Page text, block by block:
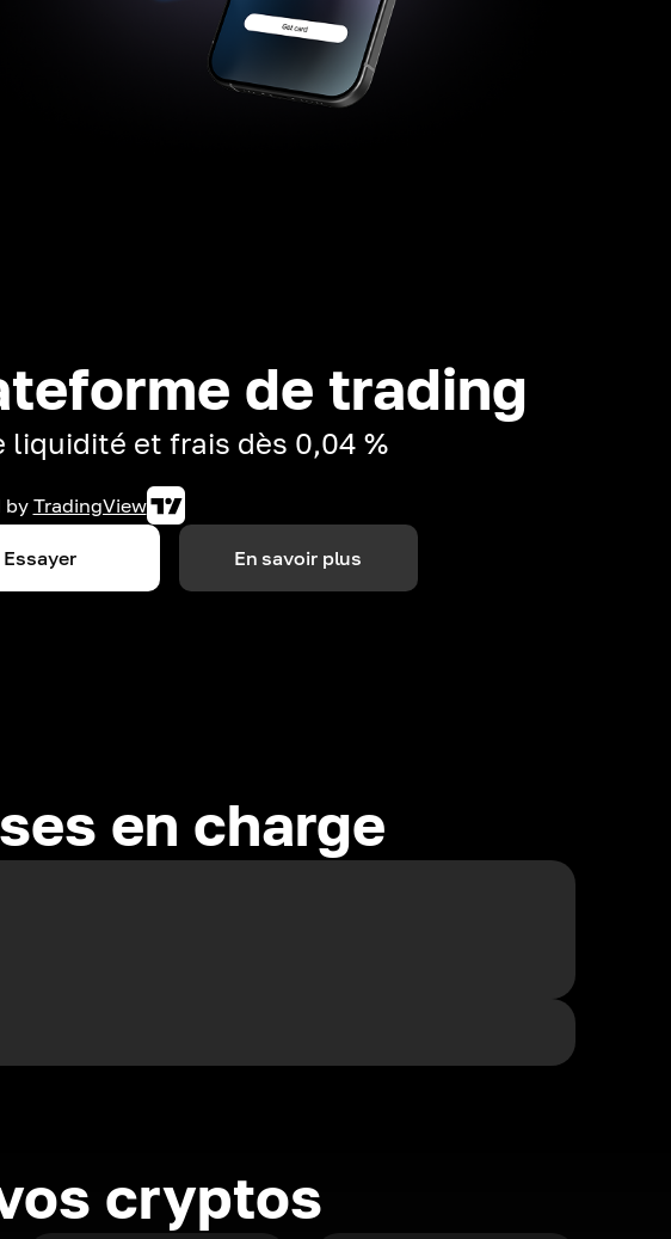
de trading
liquidité et frais dès 0,04 %
by TradingView
Essayer En savoir plus
en charge
cryptos